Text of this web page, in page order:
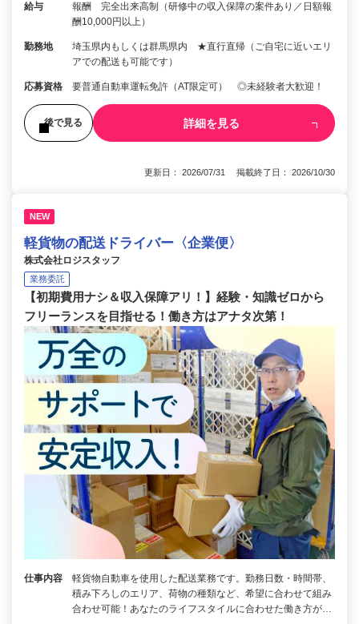
給与
報酬 完全出来高制（研修中の収入保障の案件あり／日額報
酬10,000円以上）
勤務地
埼玉県内もしくは群馬県内 ★直行直帰（ご自宅に近いエリ
アでの配送も可能です）
応募資格 要普通自動車運転免許（AT限定可） ◎未経験者大歓迎！
後で見る 詳細を見る
更新日： 2026/07/31 掲載終了日： 2026/10/30
NEW
軽貨物の配送ドライバー〈企業便〉
株式会社ロジスタッフ
業務委託
【初期費用ナシ＆収入保障アリ！】経験・知識ゼロから
フリーランスを目指せる！働き方はアナタ次第！
仕事内容
軽貨物自動車を使用した配送業務です。勤務日数・時間帯、
積み下ろしのエリア、荷物の種類など、希望に合わせて組み
合わせ可能！あなたのライフスタイルに合わせた働き方が…